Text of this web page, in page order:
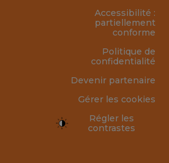
Accessibilité :
partiellement
conforme
Politique de
confidentialité
Devenir partenaire
Gérer les cookies
Régler les
contrastes